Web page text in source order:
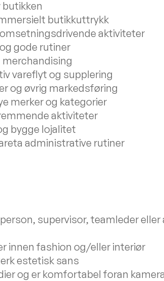
butikken
butikkuttrykk
aktiviteter
gode rutiner
vareflyt og supplering
og øvrig markedsføring
merker og kategorier
aktiviteter
bygge lojalitet
administrative rutiner
supervisor, teamleder
innen fashion og/eller interiør
estetisk sans
og er komfortabel foran